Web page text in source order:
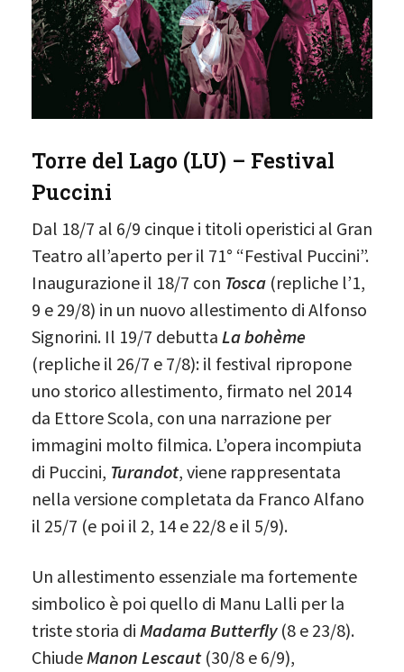
Torre del Lago (LU) – Festival
Puccini
Dal 18/7 al 6/9 cinque i titoli operistici al Gran
Teatro all’aperto per il 71° “Festival Puccini”.
Inaugurazione il 18/7 con Tosca (repliche l’1,
9 e 29/8) in un nuovo allestimento di Alfonso
Signorini. Il 19/7 debutta La bohème
(repliche il 26/7 e 7/8): il festival ripropone
uno storico allestimento, firmato nel 2014
da Ettore Scola, con una narrazione per
immagini molto filmica. L’opera incompiuta
di Puccini, Turandot, viene rappresentata
nella versione completata da Franco Alfano
il 25/7 (e poi il 2, 14 e 22/8 e il 5/9).
Un allestimento essenziale ma fortemente
simbolico è poi quello di Manu Lalli per la
triste storia di Madama Butterfly(8 e 23/8).
ChiudeManon Lescaut(30/8 e 6/9),